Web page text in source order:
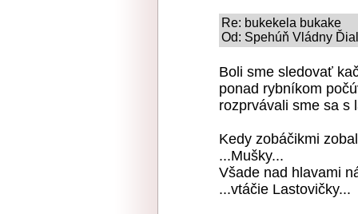
Re: bukekela bukake
Od: Spehúň Vládny
Boli sme sledovať
ponad rybníkom
rozprvávali sme sa s
Kedy zobáčikmi
...Mušky...
Všade nad hlavami
...vtáčie Lastovičky...